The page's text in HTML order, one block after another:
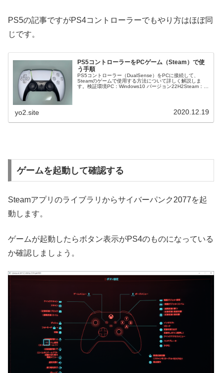
PS5の記事ですがPS4コントローラーでもやり方はほぼ同
じです。
PS5コントローラーをPCゲーム（Steam）で使
う手順
PS5コントローラー（DualSense）をPCに接続して、
Steamのゲームで使用する方法について詳しく解説しま
す。検証環境PC：Windows10 バージョン22H2Steam：
yo2.site 2020.12.19
ゲームを起動して確認する
Steamアプリのライブラリからサイバーパンク2077を起
動します。
ゲームが起動したらボタン表示がPS4のものになっている
か確認しましょう。